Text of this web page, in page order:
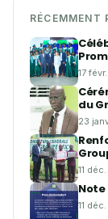
RÉCEMMENT
17
du
23
11
11